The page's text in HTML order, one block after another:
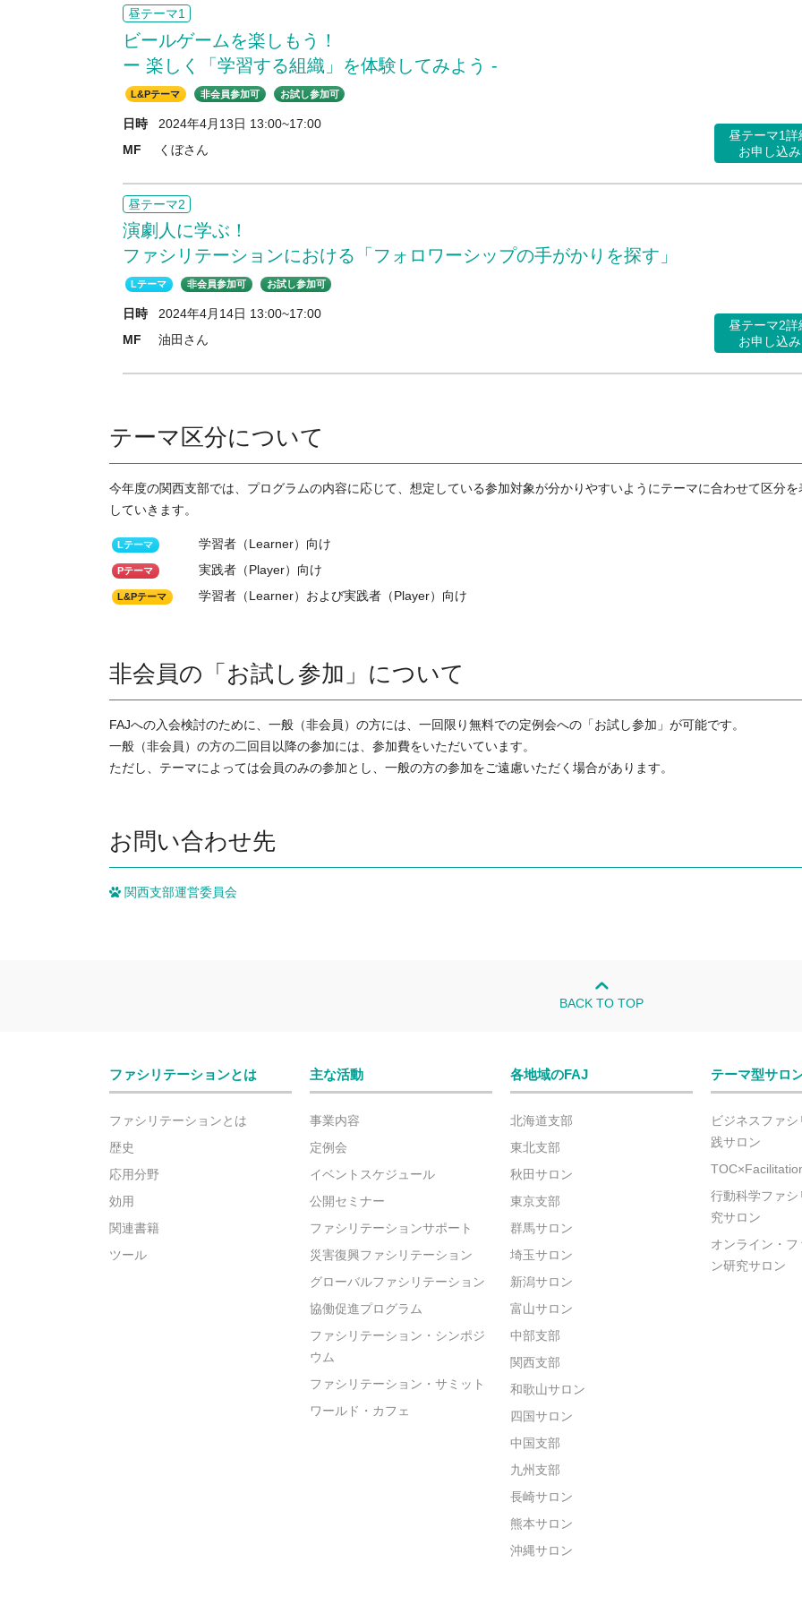
昼テーマ1
ビールゲームを楽しもう！
ー 楽しく「学習する組織」を体験してみよう -
L&Pテーマ 非会員参加可 お試し参加可
日時
2024年4月13日 13:00~17:00
MF
くぼさん
昼テーマ1詳
お申し込み
昼テーマ2
演劇人に学ぶ！
ファシリテーションにおける「フォロワーシップの手がかりを探す」
Lテーマ 非会員参加可 お試し参加可
日時
2024年4月14日 13:00~17:00
MF
油田さん
昼テーマ2詳
お申し込み
テーマ区分について
今年度の関西支部では、プログラムの内容に応じて、想定している参加対象が分かりやすいようにテーマに合わせて区分を
していきます。
Lテーマ 学習者（Learner）向け
Pテーマ 実践者（Player）向け
L&Pテーマ 学習者（Learner）および実践者（Player）向け
非会員の「お試し参加」について
FAJへの入会検討のために、一般（非会員）の方には、一回限り無料での定例会への「お試し参加」が可能です。
一般（非会員）の方の二回目以降の参加には、参加費をいただいています。
ただし、テーマによっては会員のみの参加とし、一般の方の参加をご遠慮いただく場合があります。
お問い合わせ先
関西支部運営委員会
BACK TO TOP
ファシリテーションとは
ファシリテーションとは
歴史
応用分野
効用
関連書籍
ツール
主な活動
事業内容
定例会
イベントスケジュール
公開セミナー
ファシリテーションサポート
災害復興ファシリテーション
グローバルファシリテーション
協働促進プログラム
ファシリテーション・シンポジ
ウム
ファシリテーション・サミット
ワールド・カフェ
各地域のFAJ
北海道支部
東北支部
秋田サロン
東京支部
群馬サロン
埼玉サロン
新潟サロン
富山サロン
中部支部
関西支部
和歌山サロン
四国サロン
中国支部
九州支部
長崎サロン
熊本サロン
沖縄サロン
テーマ型サロ
ビジネスファ
践サロン
行動科学ファ
究サロン
オンライン・
ン研究サロン